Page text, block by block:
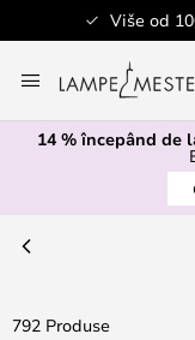
dizajnerskih
la
Continut
14 % începând de
792 Produse